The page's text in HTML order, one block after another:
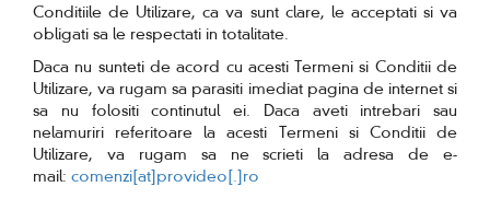
Conditiile de Utilizare, ca va sunt clare, le acceptati si va
obligati sa le respectati in totalitate.
Daca nu sunteti de acord cu acesti Termeni si Conditii de
Utilizare, va rugam sa parasiti imediat pagina de internet si
sa nu folositi continutul ei. Daca aveti intrebari sau
nelamuriri referitoare la acesti Termeni si Conditii de
Utilizare, va rugam sa ne scrieti la adresa de e-
mail: comenzi[at]provideo[.]ro